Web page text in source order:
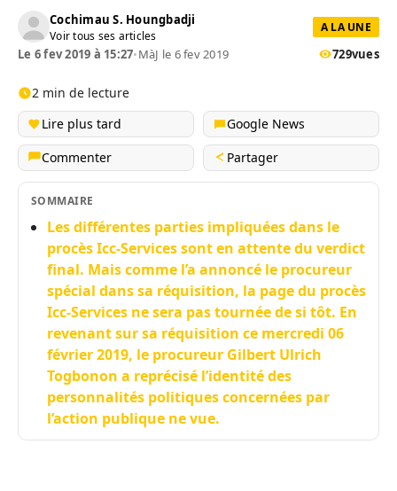
Cochimau S. Houngbadji
Voir tous ses articles
A LA UNE
Le 6 fev 2019 à 15:27•MàJ le 6 fev 2019 729vues
2 min de lecture
Lire plus tard
Google News
Commenter
Partager
SOMMAIRE
Les différentes parties impliquées dans le
procès Icc-Services sont en attente du verdict
final. Mais comme l’a annoncé le procureur
spécial dans sa réquisition, la page du procès
Icc-Services ne sera pas tournée de si tôt. En
revenant sur sa réquisition ce mercredi 06
février 2019, le procureur Gilbert Ulrich
Togbonon a reprécisé l’identité des
personnalités politiques concernées par
l’action publique ne vue.